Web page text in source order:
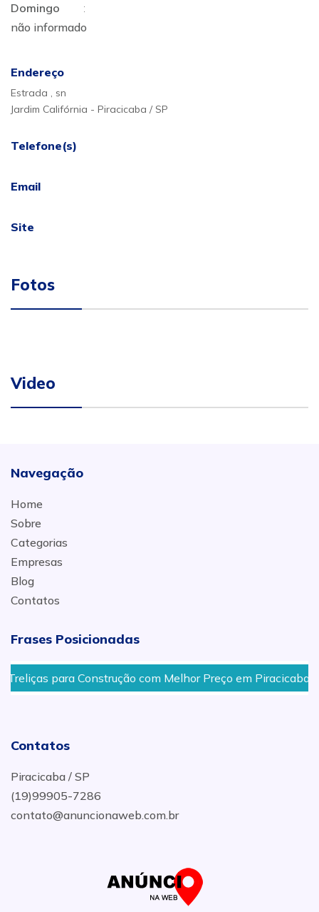
Domingo
:
não informado
Endereço
Estrada , sn
Jardim Califórnia - Piracicaba / SP
Telefone(s)
Email
Site
Fotos
Video
Navegação
Home
Sobre
Categorias
Empresas
Blog
Contatos
Frases Posicionadas
para Construção com Melhor Preço em Piracicaba
Contatos
Piracicaba / SP
(19)99905-7286
contato@anuncionaweb.com.br